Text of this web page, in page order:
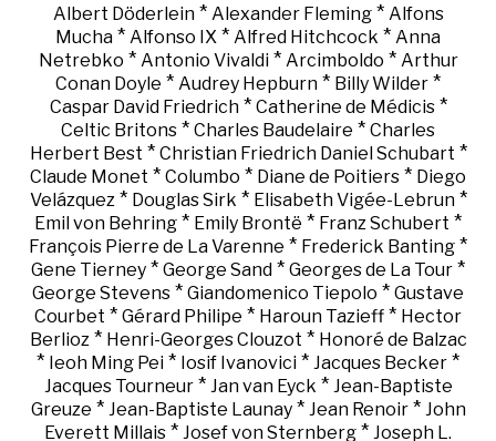
Albert Döderlein* Alexander Fleming* Alfons
Mucha * Alfonso IX * Alfred Hitchcock * Anna
Netrebko * Antonio Vivaldi* Arcimboldo * Arthur
Conan Doyle * Audrey Hepburn * Billy Wilder *
Caspar David Friedrich* Catherine de Médicis*
Celtic Britons * Charles Baudelaire * Charles
Herbert Best * Christian Friedrich Daniel Schubart *
Claude Monet * Columbo * Diane de Poitiers * Diego
Velázquez * Douglas Sirk * Elisabeth Vigée-Lebrun*
Emil von Behring * Emily Brontë * Franz Schubert *
François Pierre de La Varenne * Frederick Banting *
Gene Tierney * George Sand * Georges de La Tour *
George Stevens * Giandomenico Tiepolo * Gustave
Courbet * Gérard Philipe * Haroun Tazieff * Hector
Berlioz * Henri-Georges Clouzot * Honoré de Balzac
* Ieoh Ming Pei * Iosif Ivanovici * Jacques Becker *
Jacques Tourneur* Jan van Eyck * Jean-Baptiste
Greuze * Jean-Baptiste Launay* Jean Renoir* John
Everett Millais * Josef von Sternberg * Joseph L.